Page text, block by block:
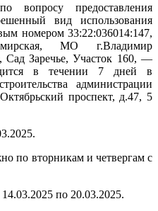
вопросу предоставления
вид использования
номером 33:22:036014:147,
МО г.Владимир
Сад Заречье, Участок 160, —
в течении 7 дней в
администрации
проспект, д.47, 5
по вторникам и четвергам с
по 20.03.2025.